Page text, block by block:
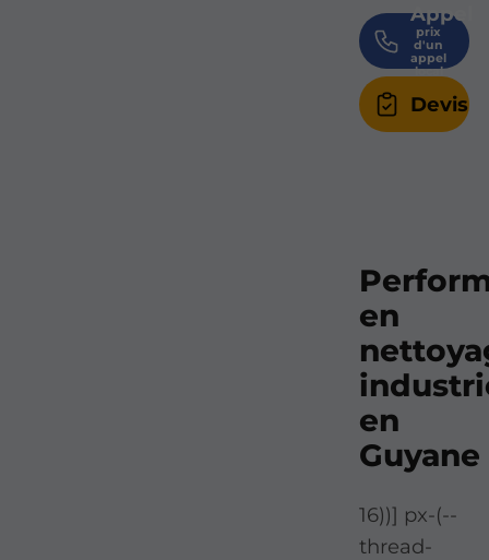
Appel
Devis
en
en
Guyane
16))] px-(--
thread-